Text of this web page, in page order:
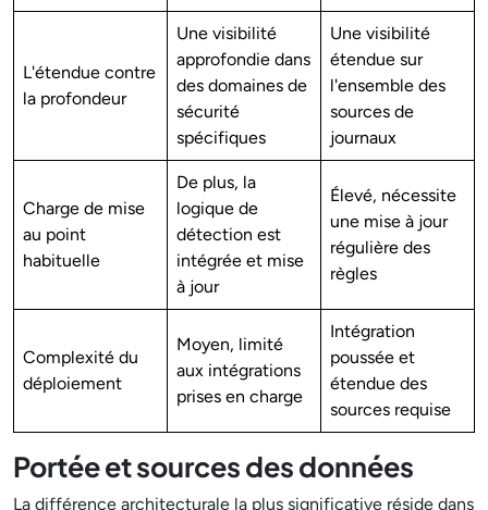
L'étendue contre
la profondeur
Une visibilité
approfondie dans
des domaines de
sécurité
spécifiques
Une visibilité
étendue sur
l'ensemble des
sources de
journaux
Charge de mise
au point
habituelle
De plus, la
logique de
détection est
intégrée et mise
à jour
Élevé, nécessite
une mise à jour
régulière des
règles
Complexité du
déploiement
Moyen, limité
aux intégrations
prises en charge
Intégration
poussée et
étendue des
sources requise
Portée et sources des données
La différence architecturale la plus significative réside dans